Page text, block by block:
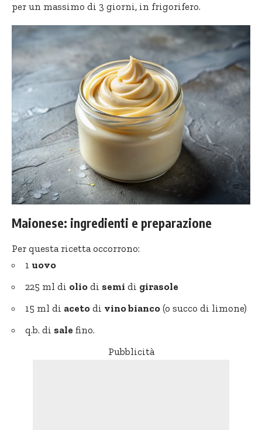
per un massimo di 3 giorni, in frigorifero.
Maionese: ingredienti e preparazione
Per questa ricetta occorrono:
1 uovo
225 ml di olio di semi di girasole
15 ml di aceto di vino bianco (o succo di limone)
q.b. di sale fino.
Pubblicità